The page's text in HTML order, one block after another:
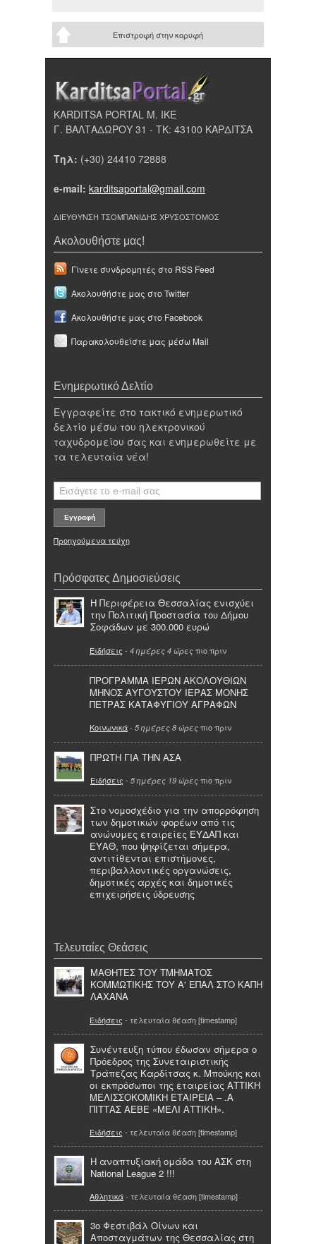
Επιστροφή στην κορυφή
KARDITSA PORTAL Μ. ΙΚΕ
Γ. ΒΑΛΤΑΔΩΡΟΥ 31 - ΤΚ: 43100 ΚΑΡΔΙΤΣΑ
Τηλ: (+30) 24410 72888
e-mail: karditsaportal@gmail.com
ΔΙΕΥΘΥΝΣΗ ΤΣΟΜΠΑΝΙΔΗΣ ΧΡΥΣΟΣΤΟΜΟΣ
Ακολουθήστε μας!
Γίνετε συνδρομητές στο RSS Feed
Ακολουθήστε μας στο Twitter
Ακολουθήστε μας στο Facebook
Παρακολουθείστε μας μέσω Mail
Ενημερωτικό Δελτίο
Εγγραφείτε στο τακτικό ενημερωτικό
δελτίο μέσω του ηλεκτρονικού
ταχυδρομείου σας και ενημερωθείτε με
τα τελευταία νέα!
Προηγούμενα τεύχη
Πρόσφατες Δημοσιεύσεις
Η Περιφέρεια Θεσσαλίας ενισχύει
την Πολιτική Προστασία του Δήμου
Σοφάδων με 300.000 ευρώ
Ειδήσεις - 4 ημέρες 4 ώρες πιο πριν
ΠΡΟΓΡΑΜΜΑ ΙΕΡΩΝ ΑΚΟΛΟΥΘΙΩΝ
ΜΗΝΟΣ ΑΥΓΟΥΣΤΟΥ ΙΕΡΑΣ ΜΟΝΗΣ
ΠΕΤΡΑΣ ΚΑΤΑΦΥΓΙΟΥ ΑΓΡΑΦΩΝ
Κοινωνικά- 5 ημέρες 8 ώρες πιο πριν
ΠΡΩΤΗ ΓΙΑ ΤΗΝ ΑΣΑ
Ειδήσεις - 5 ημέρες 19 ώρες πιο πριν
Στο νομοσχέδιο για την απορρόφηση
των δημοτικών φορέων από τις
ανώνυμες εταιρείες ΕΥΔΑΠ και
ΕΥΑΘ, που ψηφίζεται σήμερα,
αντιτίθενται επιστήμονες,
περιβαλλοντικές οργανώσεις,
δημοτικές αρχές και δημοτικές
επιχειρήσεις ύδρευσης
Τελευταίες Θεάσεις
ΜΑΘΗΤΕΣ ΤΟΥ ΤΜΗΜΑΤΟΣ
ΚΟΜΜΩΤΙΚΗΣ ΤΟΥ Α' ΕΠΑΛ ΣΤΟ ΚΑΠΗ
ΛΑΧΑΝΑ
Ειδήσεις - τελευταία θέαση [timestamp]
Συνέντευξη τύπου έδωσαν σήμερα ο
Πρόεδρος της Συνεταιριστικής
Τράπεζας Καρδίτσας κ. Μπούκης και
οι εκπρόσωποι της εταιρείας ΑΤΤΙΚΗ
ΜΕΛΙΣΣΟΚΟΜΙΚΗ ΕΤΑΙΡΕΙΑ – .Α
ΠΙΤΤΑΣ ΑΕΒΕ «ΜΕΛΙ ΑΤΤΙΚΗ».
Ειδήσεις - τελευταία θέαση [timestamp]
Η αναπτυξιακή ομάδα του ΑΣΚ στη
National League 2 !!!
Αθλητικά- τελευταία θέαση [timestamp]
3ο Φεστιβάλ Οίνων και
Αποσταγμάτων της Θεσσαλίας στη